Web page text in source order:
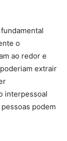
o
ao redor e
extrair
interpessoal
podem